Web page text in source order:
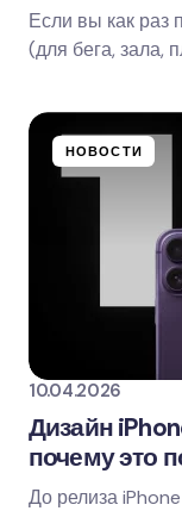
Save my
Если вы как раз
(для бега, зала,
НОВОСТИ
10.04.2026
Дизайн
почему это
До релиза